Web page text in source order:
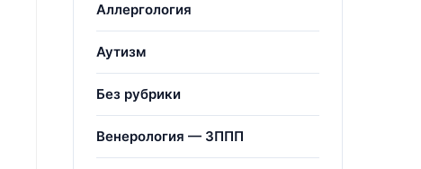
Аллергология
Аутизм
Без рубрики
Венерология — ЗППП